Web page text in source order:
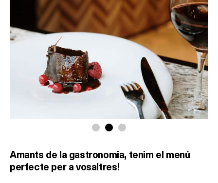
Amants de la gastronomia, tenim el menú
perfecte per a vosaltres!